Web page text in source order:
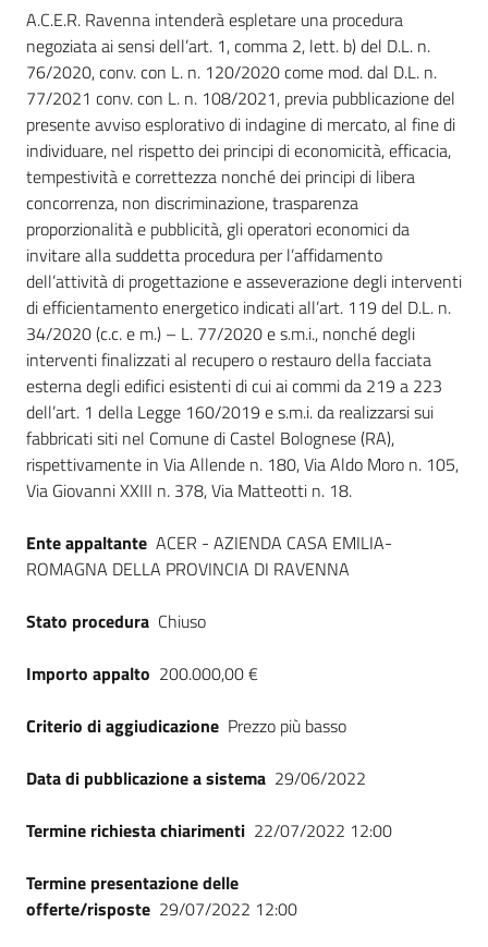
telematiche
English
site
Seguici
su
Dati del bando
A.C.E.R. Ravenna intenderà espletare una procedura
negoziata ai sensi dell’art. 1, comma 2, lett. b) del D.L. n.
76/2020, conv. con L. n. 120/2020 come mod. dal D.L. n.
77/2021 conv. con L. n. 108/2021, previa pubblicazione del
presente avviso esplorativo di indagine di mercato, al fine di
individuare, nel rispetto dei principi di economicità, efficacia,
tempestività e correttezza nonché dei principi di libera
concorrenza, non discriminazione, trasparenza
proporzionalità e pubblicità, gli operatori economici da
invitare alla suddetta procedura per l’affidamento
dell’attività di progettazione e asseverazione degli interventi
di efficientamento energetico indicati all’art. 119 del D.L. n.
34/2020 (c.c. e m.) – L. 77/2020 e s.m.i., nonché degli
interventi finalizzati al recupero o restauro della facciata
esterna degli edifici esistenti di cui ai commi da 219 a 223
dell’art. 1 della Legge 160/2019 e s.m.i. da realizzarsi sui
fabbricati siti nel Comune di Castel Bolognese (RA),
rispettivamente in Via Allende n. 180, Via Aldo Moro n. 105,
Via Giovanni XXIII n. 378, Via Matteotti n. 18.
Ente appaltante ACER - AZIENDA CASA EMILIA-
ROMAGNA DELLA PROVINCIA DI RAVENNA
Stato procedura Chiuso
Importo appalto 200.000,00 €
Criterio di aggiudicazione Prezzo più basso
Data di pubblicazione a sistema 29/06/2022
Termine richiesta chiarimenti 22/07/2022 12:00
Termine presentazione delle
offerte/risposte 29/07/2022 12:00